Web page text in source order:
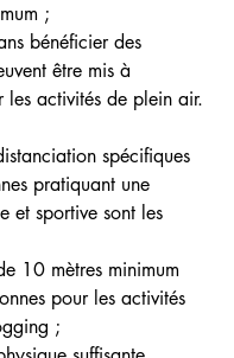
;
bénéficier des
être mis à
les activités de plein air.
spécifiques
pratiquant une
et sportive sont les
10 mètres minimum
pour les activités
;